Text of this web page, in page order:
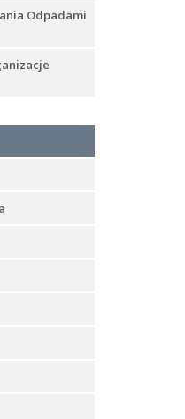
Odpadami